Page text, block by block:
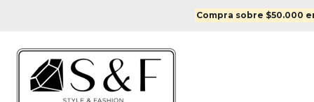
Compra sobre $50.000
Inicio Aros